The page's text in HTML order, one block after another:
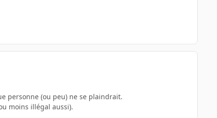
personne (ou peu) ne se plaindrait.
moins illégal aussi).